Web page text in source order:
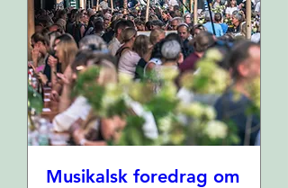
Musikalsk foredrag om